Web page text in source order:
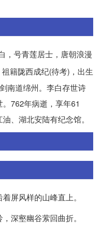
，号青莲居士，唐朝浪漫
祖籍陇西成纪(待考)，出生
南道绵州。李白存世诗
762年病逝，享年61
、湖北安陆有纪念馆。
屏风样的山峰直上。
深壑幽谷萦回曲折。